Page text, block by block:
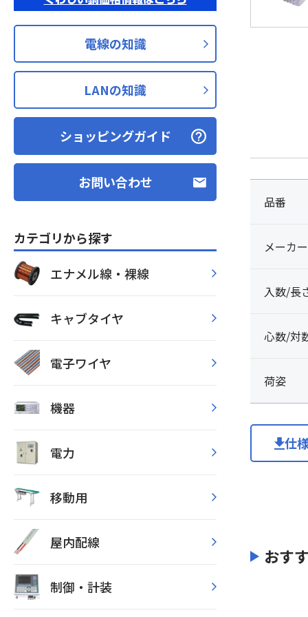
電線の知識
LANの知識
ショッピングガイド
お問い合わせ
カテゴリから探す
エナメル線・裸線
キャブタイヤ
電子ワイヤ
機器
電力
移動用
屋内配線
制御・計装
品番
メーカー
入数/長
心数/対
荷姿
仕
おす